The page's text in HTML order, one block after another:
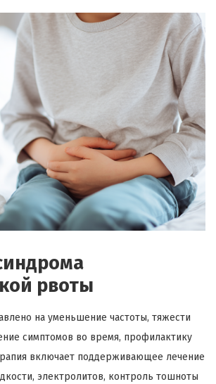
рвоты
на уменьшение частоты, тяжести
симптомов во время, профилактику
включает поддерживающее лечение
электролитов, контроль тошноты